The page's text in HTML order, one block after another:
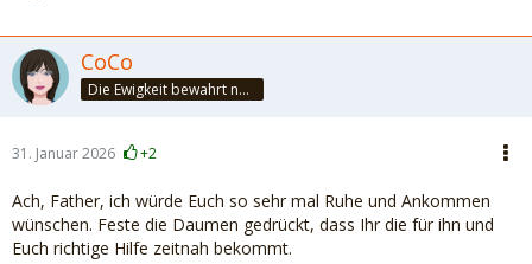
CoCo
Die Ewigkeit bewahrt nur die Liebe, weil sie von gleicher Natur ist. ~Khalil Gibran~
31. Januar 2026 +2
Ach, Father, ich würde Euch so sehr mal Ruhe und Ankommen
wünschen. Feste die Daumen gedrückt, dass Ihr die für ihn und
Euch richtige Hilfe zeitnah bekommt.